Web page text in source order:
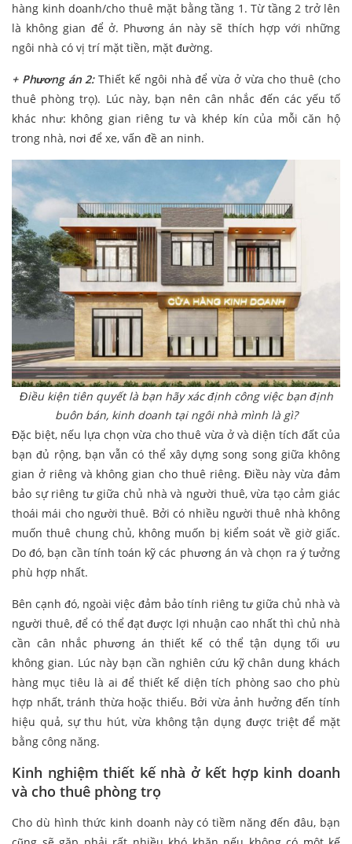
hàng kinh doanh/cho thuê mặt bằng tầng 1. Từ tầng 2 trở lên
là không gian để ở. Phương án này sẽ thích hợp với những
ngôi nhà có vị trí mặt tiền, mặt đường.
+ Phương án 2:Thiết kế ngôi nhà để vừa ở vừa cho thuê (cho
thuê phòng trọ). Lúc này, bạn nên cân nhắc đến các yếu tố
khác như: không gian riêng tư và khép kín của mỗi căn hộ
trong nhà, nơi để xe, vấn đề an ninh.
Điều kiện tiên quyết là bạn hãy xác định công việc bạn định
buôn bán, kinh doanh tại ngôi nhà mình là gì?
Đặc biệt, nếu lựa chọn vừa cho thuê vừa ở và diện tích đất của
bạn đủ rộng, bạn vẫn có thể xây dựng song song giữa không
gian ở riêng và không gian cho thuê riêng. Điều này vừa đảm
bảo sự riêng tư giữa chủ nhà và người thuê, vừa tạo cảm giác
thoái mái cho người thuê. Bởi có nhiều người thuê nhà không
muốn thuê chung chủ, không muốn bị kiểm soát về giờ giấc.
Do đó, bạn cần tính toán kỹ các phương án và chọn ra ý tưởng
phù hợp nhất.
Bên cạnh đó, ngoài việc đảm bảo tính riêng tư giữa chủ nhà và
người thuê, để có thể đạt được lợi nhuận cao nhất thì chủ nhà
cần cân nhắc phương án thiết kế có thể tận dụng tối ưu
không gian. Lúc này bạn cần nghiên cứu kỹ chân dung khách
hàng mục tiêu là ai để thiết kế diện tích phòng sao cho phù
hợp nhất, tránh thừa hoặc thiếu. Bởi vừa ảnh hưởng đến tính
hiệu quả, sự thu hút, vừa không tận dụng được triệt để mặt
bằng công năng.
Kinh nghiệm thiết kế nhà ở kết hợp kinh doanh
và cho thuê phòng trọ
Cho dù hình thức kinh doanh này có tiềm năng đến đâu, bạn